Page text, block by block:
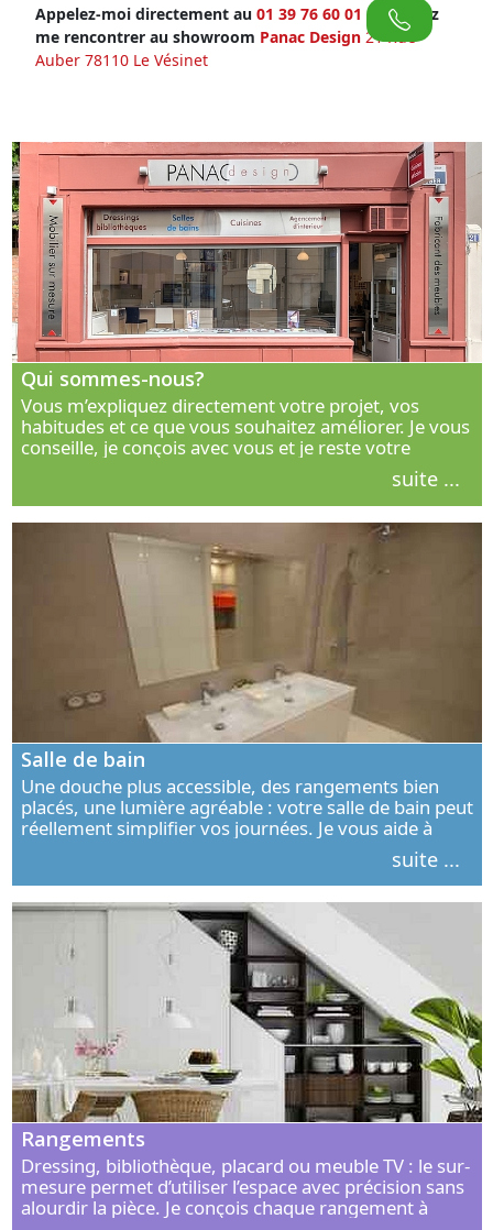
Appelez-moi directement au 01 39 76 60 01 ou venez
me rencontrer au showroom Panac Design 21 Rue
Auber 78110 Le Vésinet
Qui sommes-nous?
Vous m’expliquez directement votre projet, vos
habitudes et ce que vous souhaitez améliorer. Je vous
conseille, je conçois avec vous et je reste votre
interlocuteur principal. Découvrez ma façon de vous
suite ...
Salle de bain
Une douche plus accessible, des rangements bien
placés, une lumière agréable : votre salle de bain peut
réellement simplifier vos journées. Je vous aide à
concevoir un espace élégant, confortable et adapté à
suite ...
Rangements
Dressing, bibliothèque, placard ou meuble TV : le sur-
mesure permet d’utiliser l’espace avec précision sans
alourdir la pièce. Je conçois chaque rangement à